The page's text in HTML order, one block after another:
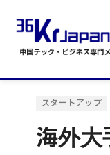
スタートアップ
海外